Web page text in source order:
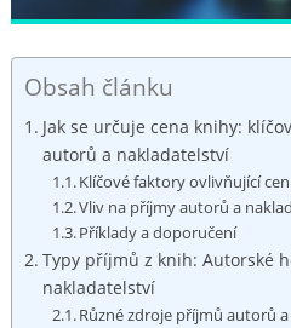
Obsah článku
Jak se určuje cena knihy:
autorů a nakladatelství
Klíčové faktory ovlivňující
Vliv na příjmy autorů a
Příklady a doporučení
Typy příjmů z knih: Autorské
nakladatelství
Různé zdroje příjmů autorů